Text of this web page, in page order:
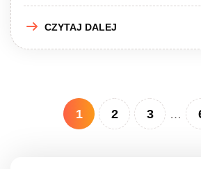
CZYTAJ DALEJ
1 2 3 …